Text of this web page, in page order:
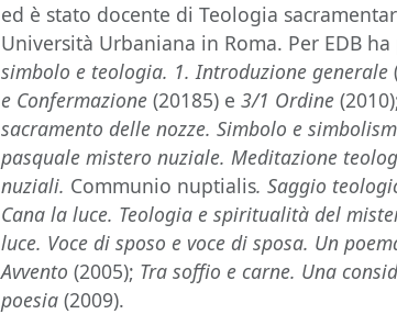
ed è stato docente di Teologia
Università Urbaniana in Roma. Per EDB
simbolo e teologia. 1. Introduzione generale
e Confermazione(20185) e3/1 Ordine
sacramento delle nozze. Simbolo e
pasquale mistero nuziale. Meditazione
nuziali. Communio nuptialis. Saggio
Cana la luce. Teologia e spiritualità del
luce. Voce di sposo e voce di sposa. Un
Avvento(2005); Tra soffio e carne. Una
poesia(2009).